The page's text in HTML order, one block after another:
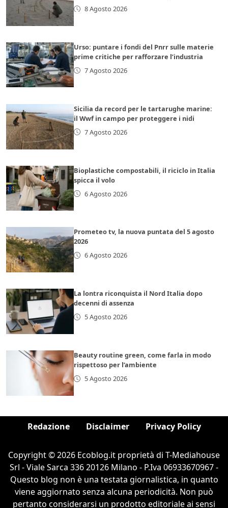
8 Agosto 2026
Urso: puntare i fondi del Pnrr sulle materie
prime critiche per rafforzare l’industria
7 Agosto 2026
Sicilia da record per le tartarughe marine:
il Wwf in campo per proteggere i nidi
7 Agosto 2026
Bioplastiche compostabili, il riciclo in Italia
spicca il volo
6 Agosto 2026
Prometeo tv, la nuova puntata del 5 agosto
2026
6 Agosto 2026
La lontra riconquista il Nord Italia dopo
decenni di assenza
5 Agosto 2026
Beauty routine green, come farla in modo
rispettoso per l’ambiente
5 Agosto 2026
Redazione Disclaimer Privacy Policy
Copyright © 2026 Ecoblog.it proprietà di T-Mediahouse
Srl - Viale Sarca 336 20126 Milano - P.Iva 06933670967 -
Questo blog non è una testata giornalistica, in quanto
viene aggiornato senza alcuna periodicità. Non può
pertanto considerarsi un prodotto editoriale ai sensi